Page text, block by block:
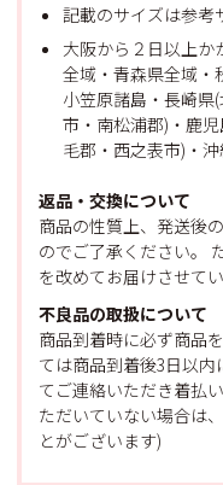
記載のサイズは参考
大阪から２日以上か
全域・青森県全域・
小笠原諸島・長崎県
市・南松浦郡)・鹿
毛郡・西之表市)・沖
返品・交換について
商品の性質上、発送後
のでご了承ください。
を改めてお届けさせてい
不良品の取扱について
商品到着時に必ず商品
ては商品到着後3日以
てご連絡いただき着払
ただいていない場合は
とがございます)